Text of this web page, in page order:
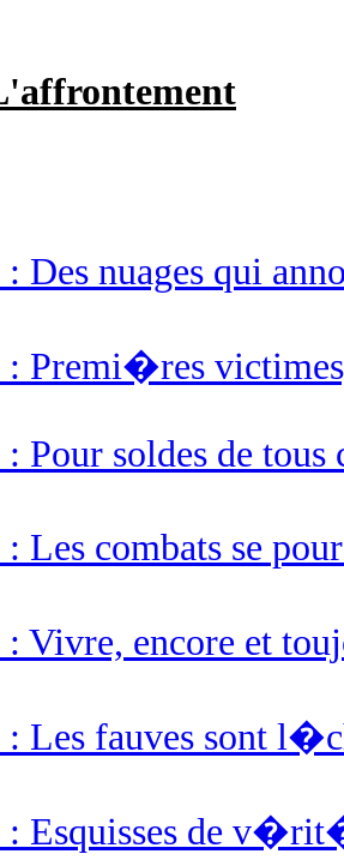
Des nuages qui
: Premi�res
Pour soldes de tous
: Les combats se
: Vivre, encore et
: Les fauves sont
: Esquisses de